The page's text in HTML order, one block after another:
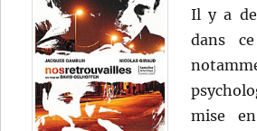
Il y a de
dans
mise